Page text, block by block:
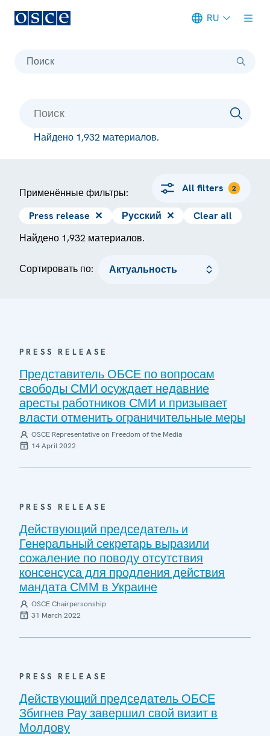
RU
Поиск
Найдено 1,932 материалов.
Применённые фильтры: All filters 2
Press release ✕ Русский ✕
Clear all
Найдено 1,932 материалов.
Сортировать по:
PRESS RELEASE
Представитель ОБСЕ по вопросам
свободы СМИ осуждает недавние
аресты работников СМИ и призывает
власти отменить ограничительные меры
OSCE Representative on Freedom of the Media
14 April 2022
PRESS RELEASE
Действующий председатель и
Генеральный секретарь выразили
сожаление по поводу отсутствия
консенсуса для продления действия
мандата СММ в Украине
OSCE Chairpersonship
31 March 2022
PRESS RELEASE
Действующий председатель ОБСЕ
Збигнев Рау завершил свой визит в
Молдову